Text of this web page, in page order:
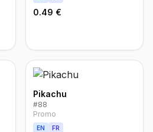
0.49 €
Pikachu
#88
Promo
EN FR